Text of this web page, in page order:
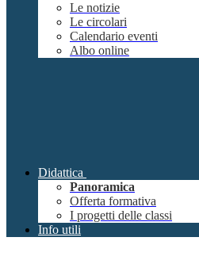
Le notizie
Le circolari
Calendario eventi
Albo online
Didattica
Panoramica
Offerta formativa
I progetti delle classi
Info utili